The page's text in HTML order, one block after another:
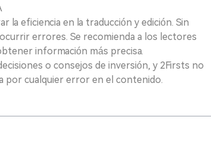
la eficiencia en la traducción y edición. Sin
errores. Se recomienda a los lectores
información más precisa.
o consejos de inversión, y 2Firsts no
por cualquier error en el contenido.